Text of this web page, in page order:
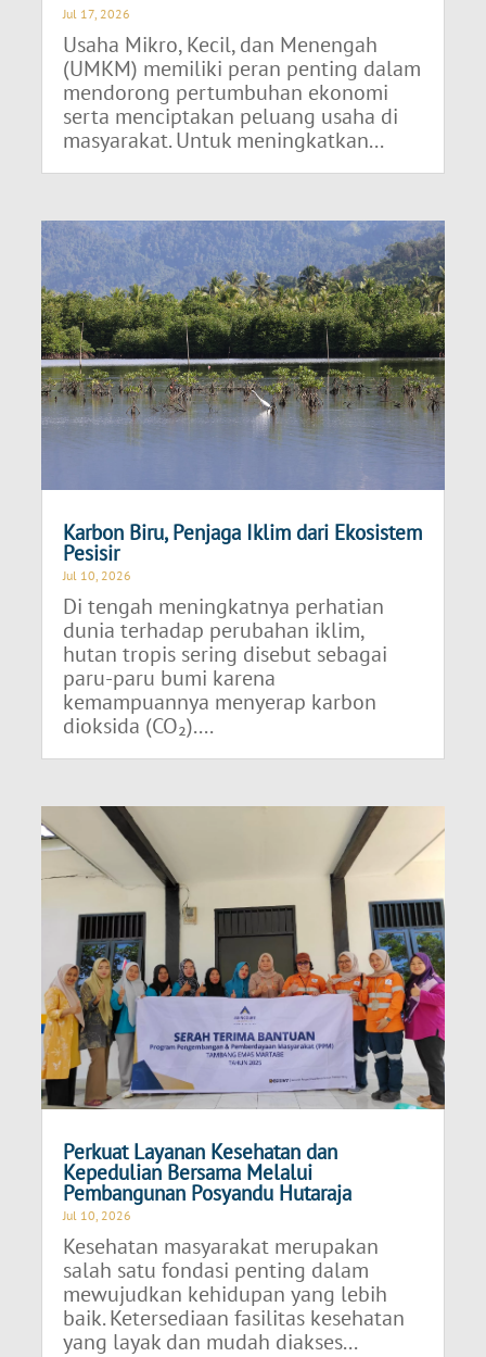
Jul 17, 2026
Usaha Mikro, Kecil, dan Menengah
(UMKM) memiliki peran penting dalam
mendorong pertumbuhan ekonomi
serta menciptakan peluang usaha di
masyarakat. Untuk meningkatkan...
Karbon Biru, Penjaga Iklim dari Ekosistem
Pesisir
Jul 10, 2026
Di tengah meningkatnya perhatian
dunia terhadap perubahan iklim,
hutan tropis sering disebut sebagai
paru-paru bumi karena
kemampuannya menyerap karbon
dioksida (CO₂)....
Perkuat Layanan Kesehatan dan
Kepedulian Bersama Melalui
Pembangunan Posyandu Hutaraja
Jul 10, 2026
Kesehatan masyarakat merupakan
salah satu fondasi penting dalam
mewujudkan kehidupan yang lebih
baik. Ketersediaan fasilitas kesehatan
yang layak dan mudah diakses...